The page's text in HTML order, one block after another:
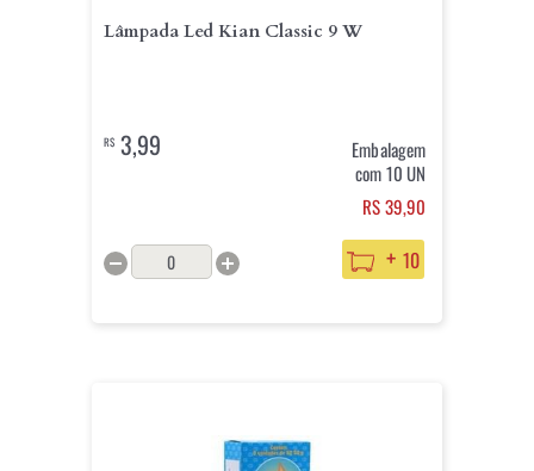
Lâmpada Led Kian Classic 9 W
R$3,99
Embalagem
com 10 UN
RS 39,90
+ 10